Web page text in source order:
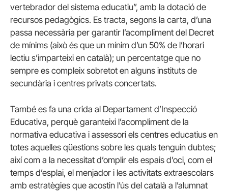
vertebrador del sistema educatiu”, amb la dotació de
recursos pedagògics. Es tracta, segons la carta, d’una
passa necessària per garantir l’acompliment del Decret
de mínims (això és que un mínim d’un 50% de l’horari
lectiu s’imparteixi en català); un percentatge que no
sempre es compleix sobretot en alguns instituts de
secundària i centres privats concertats.
També es fa una crida al Departament d’Inspecció
Educativa, perquè garanteixi l’acompliment de la
normativa educativa i assessori els centres educatius en
totes aquelles qüestions sobre les quals tenguin dubtes;
així com a la necessitat d’omplir els espais d’oci, com el
temps d’esplai, el menjador i les activitats extraescolars
amb estratègies que acostin l’ús del català a l’alumnat